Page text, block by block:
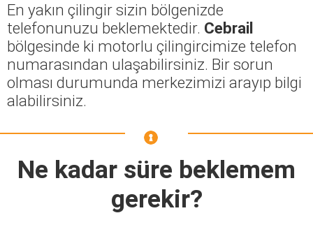
En yakın çilingir sizin bölgenizde
telefonunuzu beklemektedir. Cebrail
bölgesinde ki motorlu çilingircimize telefon
numarasından ulaşabilirsiniz. Bir sorun
olması durumunda merkezimizi arayıp bilgi
alabilirsiniz.
Ne kadar süre beklemem
gerekir?